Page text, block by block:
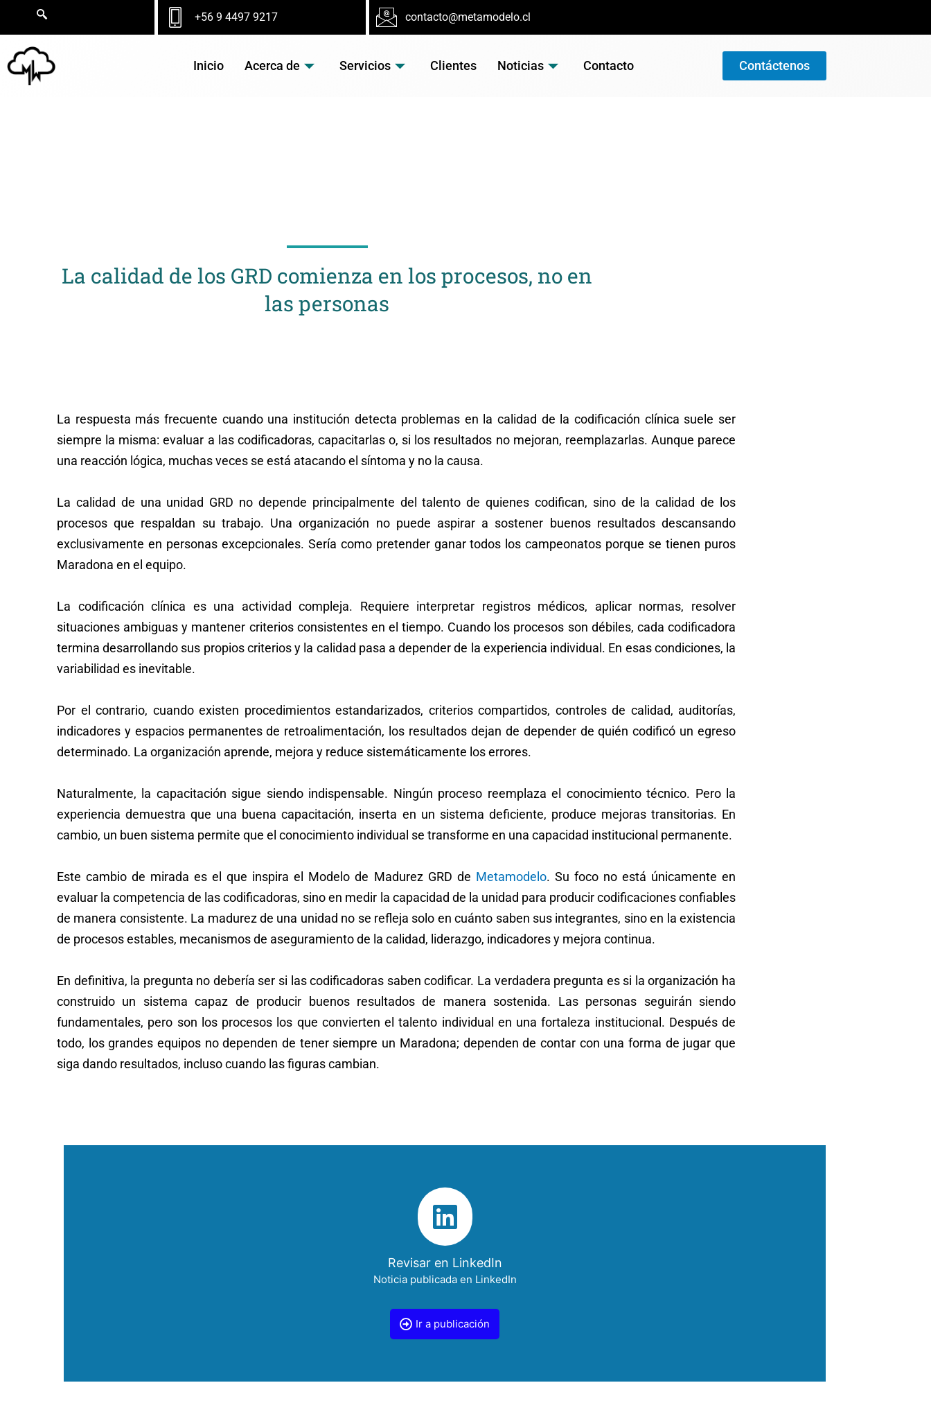
+56 9 4497 9217 contacto@metamodelo.cl
Inicio Acerca de Servicios Clientes Noticias Contacto Contáctenos
La calidad de los GRD comienza en los procesos, no en
las personas
La respuesta más frecuente cuando una institución detecta problemas en la calidad de la codificación clínica suele ser
siempre la misma: evaluar a las codificadoras, capacitarlas o, si los resultados no mejoran, reemplazarlas. Aunque parece
una reacción lógica, muchas veces se está atacando el síntoma y no la causa.
La calidad de una unidad GRD no depende principalmente del talento de quienes codifican, sino de la calidad de los
procesos que respaldan su trabajo. Una organización no puede aspirar a sostener buenos resultados descansando
exclusivamente en personas excepcionales. Sería como pretender ganar todos los campeonatos porque se tienen puros
Maradona en el equipo.
La codificación clínica es una actividad compleja. Requiere interpretar registros médicos, aplicar normas, resolver
situaciones ambiguas y mantener criterios consistentes en el tiempo. Cuando los procesos son débiles, cada codificadora
termina desarrollando sus propios criterios y la calidad pasa a depender de la experiencia individual. En esas condiciones, la
variabilidad es inevitable.
Por el contrario, cuando existen procedimientos estandarizados, criterios compartidos, controles de calidad, auditorías,
indicadores y espacios permanentes de retroalimentación, los resultados dejan de depender de quién codificó un egreso
determinado. La organización aprende, mejora y reduce sistemáticamente los errores.
Naturalmente, la capacitación sigue siendo indispensable. Ningún proceso reemplaza el conocimiento técnico. Pero la
experiencia demuestra que una buena capacitación, inserta en un sistema deficiente, produce mejoras transitorias. En
cambio, un buen sistema permite que el conocimiento individual se transforme en una capacidad institucional permanente.
Este cambio de mirada es el que inspira el Modelo de Madurez GRD de Metamodelo. Su foco no está únicamente en
evaluar la competencia de las codificadoras, sino en medir la capacidad de la unidad para producir codificaciones confiables
de manera consistente. La madurez de una unidad no se refleja solo en cuánto saben sus integrantes, sino en la existencia
de procesos estables, mecanismos de aseguramiento de la calidad, liderazgo, indicadores y mejora continua.
En definitiva, la pregunta no debería ser si las codificadoras saben codificar. La verdadera pregunta es si la organización ha
construido un sistema capaz de producir buenos resultados de manera sostenida. Las personas seguirán siendo
fundamentales, pero son los procesos los que convierten el talento individual en una fortaleza institucional. Después de
todo, los grandes equipos no dependen de tener siempre un Maradona; dependen de contar con una forma de jugar que
siga dando resultados, incluso cuando las figuras cambian.
Revisar en LinkedIn
Noticia publicada en LinkedIn
Ir a publicación